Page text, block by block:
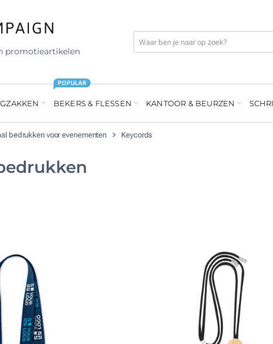
promotieartikelen
BEKERS & FLESSEN
POPULAR
KANTOOR & BEURZEN
bedrukken voor evenementen Keycords